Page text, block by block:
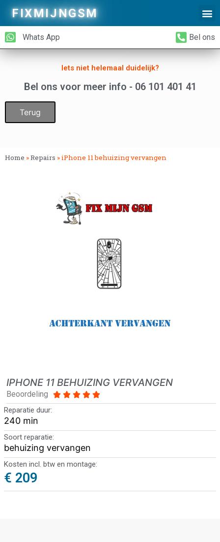
FIXMIJNGSM
Whats App Bel ons
Iets niet helemaal duidelijk?
Bel ons voor meer info - 06 101 401 41
Terug
Home »Repairs »iPhone 11 behuizing vervangen
IPHONE 11 BEHUIZING VERVANGEN
Beoordeling     
Reparatie duur:
240 min
Soort reparatie:
behuizing vervangen
Kosten incl. btw en montage:
€ 209